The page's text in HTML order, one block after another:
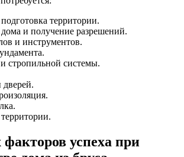
территории.
и получение разрешений.
и инструментов.
стропильной системы.
дверей.
успеха при